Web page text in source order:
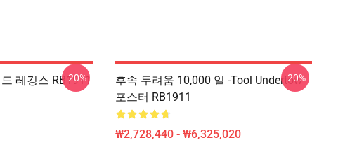
레깅스 RB1911
-20%
후속 두려움 10,000 일 -tool Undertow
포스터 RB1911
₩2,728,440 - ₩6,325,020
-20%